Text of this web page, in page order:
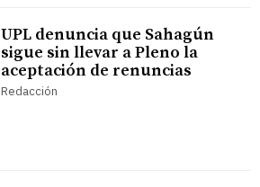
UPL denuncia que Sahagún
sigue sin llevar a Pleno la
aceptación de renuncias
Redacción